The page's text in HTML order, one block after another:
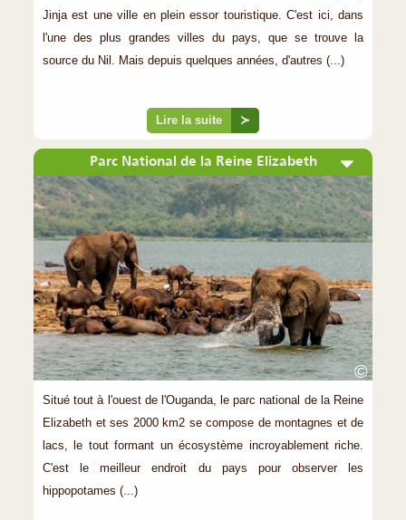
Jinja est une ville en plein essor touristique. C'est ici, dans
l'une des plus grandes villes du pays, que se trouve la
source du Nil. Mais depuis quelques années, d'autres (...)
Lire la suite ≻
Parc National de la Reine Elizabeth
©
Situé tout à l'ouest de l'Ouganda, le parc national de la Reine
Elizabeth et ses 2000 km2 se compose de montagnes et de
lacs, le tout formant un écosystème incroyablement riche.
C'est le meilleur endroit du pays pour observer les
hippopotames (...)